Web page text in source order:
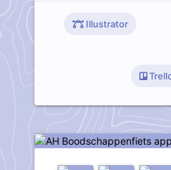
Illustrator